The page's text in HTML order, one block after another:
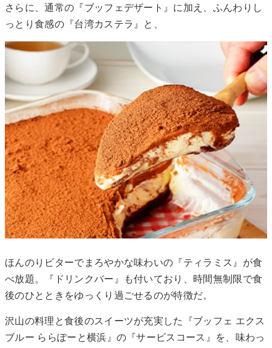
さらに、通常の『ブッフェデザート』に加え、ふんわりし
っとり食感の『台湾カステラ』と、
ほんのりビターでまろやかな味わいの『ティラミス』が食
べ放題。『ドリンクバー』も付いており、時間無制限で食
後のひとときをゆっくり過ごせるのが特徴だ。
沢山の料理と食後のスイーツが充実した『ブッフェ エクス
ブルー ららぽーと横浜』の『サービスコース』を、味わっ